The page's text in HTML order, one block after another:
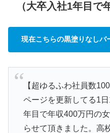
（大卒入社1年目で
現在こちらの黒塗りなしバ
【超ゆるふわ社員数
ページを更新してる1
年目で年収400万円の
らせて頂きました。高